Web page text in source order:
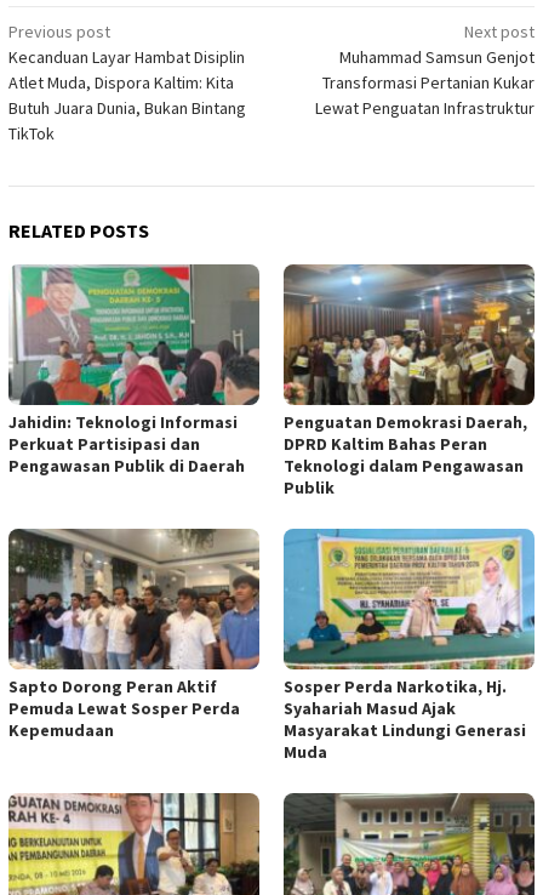
Post
navigation
Previous post
Kecanduan Layar Hambat Disiplin
Atlet Muda, Dispora Kaltim: Kita
Butuh Juara Dunia, Bukan Bintang
TikTok
Next post
Muhammad Samsun Genjot
Transformasi Pertanian Kukar
Lewat Penguatan Infrastruktur
RELATED POSTS
Jahidin: Teknologi Informasi
Perkuat Partisipasi dan
Pengawasan Publik di Daerah
Penguatan Demokrasi Daerah,
DPRD Kaltim Bahas Peran
Teknologi dalam Pengawasan
Publik
Sapto Dorong Peran Aktif
Pemuda Lewat Sosper Perda
Kepemudaan
Sosper Perda Narkotika, Hj.
Syahariah Masud Ajak
Masyarakat Lindungi Generasi
Muda